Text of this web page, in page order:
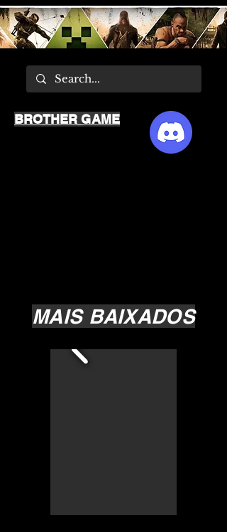
MAIS BAIXADOS
BROTHER GAME